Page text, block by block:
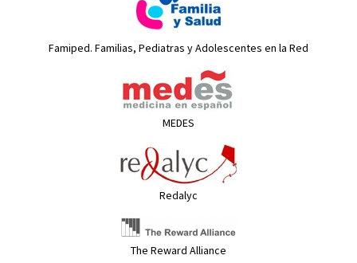
Famiped. Familias, Pediatras y Adolescentes en la Red
MEDES
Redalyc
The Reward Alliance